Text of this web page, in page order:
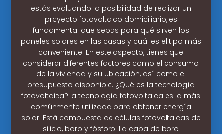
estás evaluando la posibilidad de realizar un
proyecto fotovoltaico domiciliario, es
fundamental que sepas para qué sirven los
paneles solares en las casas y cuál es el tipo más
conveniente. En este aspecto, tienes que
considerar diferentes factores como el consumo
de la vivienda y su ubicación, así como el
presupuesto disponible. ¿Qué es la tecnología
fotovoltaica?La tecnología fotovoltaica es la más
comúnmente utilizada para obtener energía
solar. Está compuesta de células fotovoltaicas de
silicio, boro y fósforo. La capa de boro